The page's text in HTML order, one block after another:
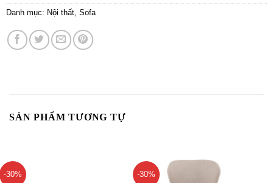
Danh mục: Nội thất, Sofa
SẢN PHẨM TƯƠNG TỰ
-30% -30%